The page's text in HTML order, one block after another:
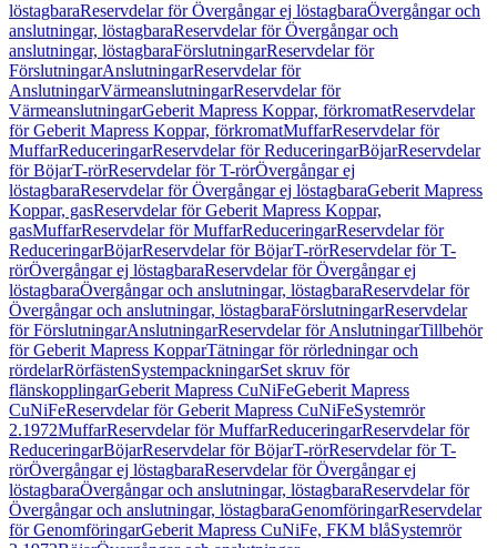
löstagbaraReservdelar för Övergångar ej löstagbaraÖvergångar och
anslutningar, löstagbaraReservdelar för Övergångar och
anslutningar, löstagbaraFörslutningarReservdelar för
FörslutningarAnslutningarReservdelar för
AnslutningarVärmeanslutningarReservdelar för
VärmeanslutningarGeberit Mapress Koppar, förkromatReservdelar
för Geberit Mapress Koppar, förkromatMuffarReservdelar för
MuffarReduceringarReservdelar för ReduceringarBöjarReservdelar
för BöjarT-rörReservdelar för T-rörÖvergångar ej
löstagbaraReservdelar för Övergångar ej löstagbaraGeberit Mapress
Koppar, gasReservdelar för Geberit Mapress Koppar,
gasMuffarReservdelar för MuffarReduceringarReservdelar för
ReduceringarBöjarReservdelar för BöjarT-rörReservdelar för T-
rörÖvergångar ej löstagbaraReservdelar för Övergångar ej
löstagbaraÖvergångar och anslutningar, löstagbaraReservdelar för
Övergångar och anslutningar, löstagbaraFörslutningarReservdelar
för FörslutningarAnslutningarReservdelar för AnslutningarTillbehör
för Geberit Mapress KopparTätningar för rörledningar och
rördelarRörfästenSystempackningarSet skruv för
flänskopplingarGeberit Mapress CuNiFeGeberit Mapress
CuNiFeReservdelar för Geberit Mapress CuNiFeSystemrör
2.1972MuffarReservdelar för MuffarReduceringarReservdelar för
ReduceringarBöjarReservdelar för BöjarT-rörReservdelar för T-
rörÖvergångar ej löstagbaraReservdelar för Övergångar ej
löstagbaraÖvergångar och anslutningar, löstagbaraReservdelar för
Övergångar och anslutningar, löstagbaraGenomföringarReservdelar
för GenomföringarGeberit Mapress CuNiFe, FKM blåSystemrör